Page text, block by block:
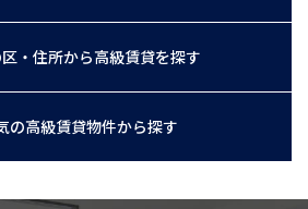
・住所から高級賃貸を探す
の高級賃貸物件から探す